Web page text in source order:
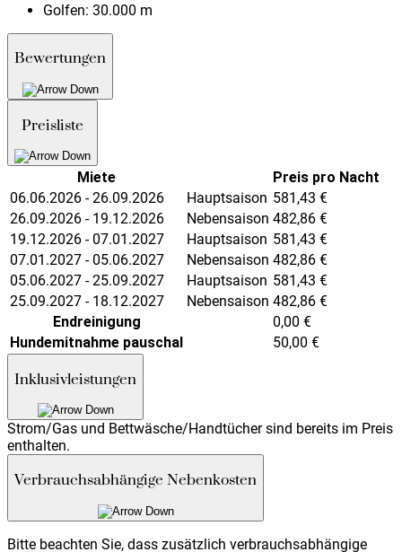
Golfen: 30.000 m
Bewertungen
Preisliste
Miete
Preis pro Nacht
06.06.2026 - 26.09.2026
Hauptsaison 581,43 €
26.09.2026 - 19.12.2026
Nebensaison 482,86 €
19.12.2026 - 07.01.2027
Hauptsaison 581,43 €
07.01.2027 - 05.06.2027
Nebensaison 482,86 €
05.06.2027 - 25.09.2027
Hauptsaison 581,43 €
25.09.2027 - 18.12.2027
Nebensaison 482,86 €
Endreinigung
0,00 €
Hundemitnahme pauschal
50,00 €
Inklusivleistungen
Strom/Gas und Bettwäsche/Handtücher sind bereits im Preis
enthalten.
Verbrauchsabhängige Nebenkosten
Bitte beachten Sie, dass zusätzlich verbrauchsabhängige